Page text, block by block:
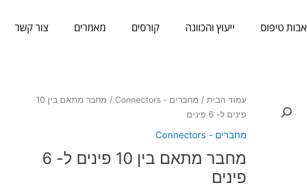
טיפוס ייעוץ והכוונה קורסים מאמרים צור קשר
עמוד הבית/ מחברים - Connectors
/ מחבר מתאם בין 10
פינים ל- 6 פינים
מחברים - Connectors
מחבר מתאם בין 10 פינים ל- 6
פינים
כמות
של
בין
10